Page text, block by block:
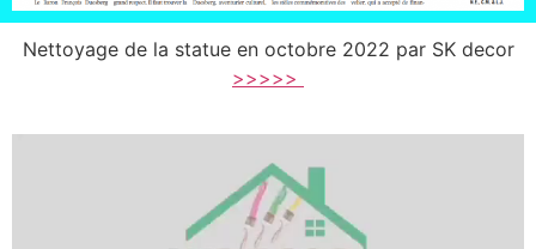
Nettoyage de la statue en octobre 2022 par SK decor
>>>>>